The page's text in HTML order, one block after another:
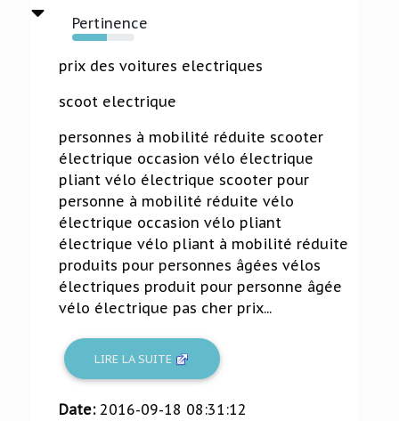
Pertinence
56%
prix des voitures electriques
scoot electrique
personnes à mobilité réduite scooter
électrique occasion vélo électrique
pliant vélo électrique scooter pour
personne à mobilité réduite vélo
électrique occasion vélo pliant
électrique vélo pliant à mobilité réduite
produits pour personnes âgées vélos
électriques produit pour personne âgée
vélo électrique pas cher prix...
LIRE LA SUITE
Date: 2016-09-18 08:31:12